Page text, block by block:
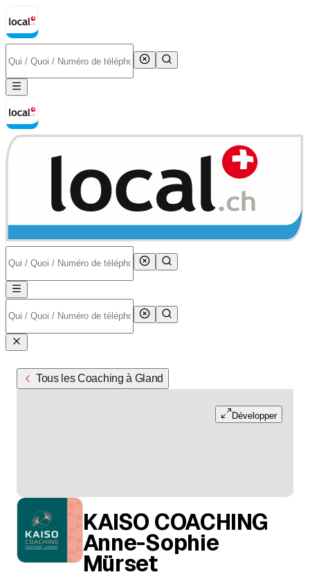
Tous les Coaching à Gland
Développer
KAISO COACHING
Anne-Sophie
Mürset